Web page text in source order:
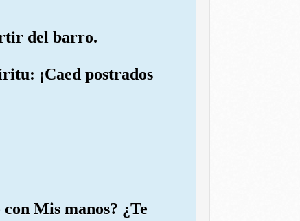
del barro.
¡Caed postrados
Mis manos? ¿Te